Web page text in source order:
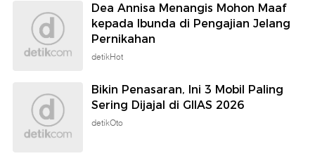
Dea Annisa Menangis Mohon Maaf
kepada Ibunda di Pengajian Jelang
Pernikahan
detikHot
Bikin Penasaran, Ini 3 Mobil Paling
Sering Dijajal di GIIAS 2026
detikOto